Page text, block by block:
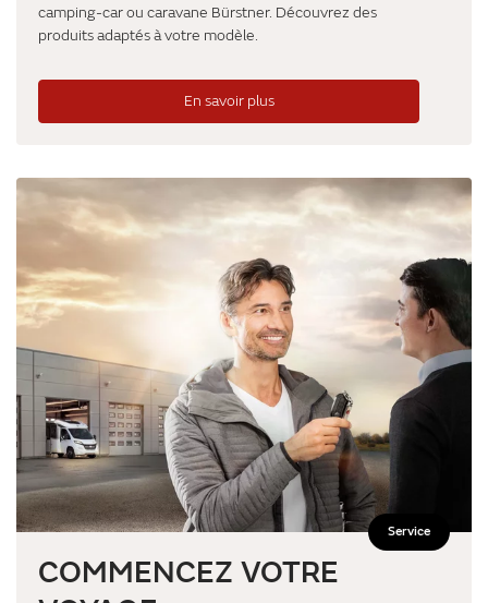
camping-car ou caravane Bürstner. Découvrez des
produits adaptés à votre modèle.
En savoir plus
Service
COMMENCEZ VOTRE